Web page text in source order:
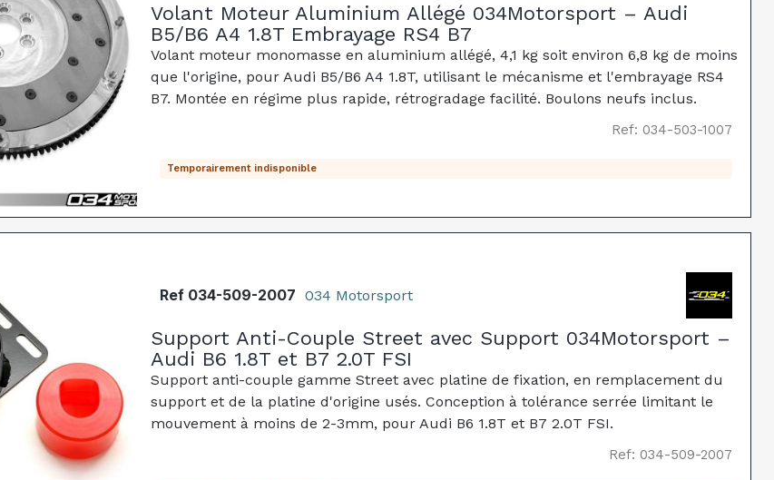
Volant Moteur Aluminium Allégé 034Motorsport – Audi
B5/B6 A4 1.8T Embrayage RS4 B7
Volant moteur monomasse en aluminium allégé, 4,1 kg soit environ 6,8 kg de moins
que l'origine, pour Audi B5/B6 A4 1.8T, utilisant le mécanisme et l'embrayage RS4
B7. Montée en régime plus rapide, rétrogradage facilité. Boulons neufs inclus.
Ref: 034-503-1007
Temporairement indisponible
Ref 034-509-2007 034 Motorsport
Support Anti-Couple Street avec Support 034Motorsport –
Audi B6 1.8T et B7 2.0T FSI
Support anti-couple gamme Street avec platine de fixation, en remplacement du
support et de la platine d'origine usés. Conception à tolérance serrée limitant le
mouvement à moins de 2-3mm, pour Audi B6 1.8T et B7 2.0T FSI.
Ref: 034-509-2007